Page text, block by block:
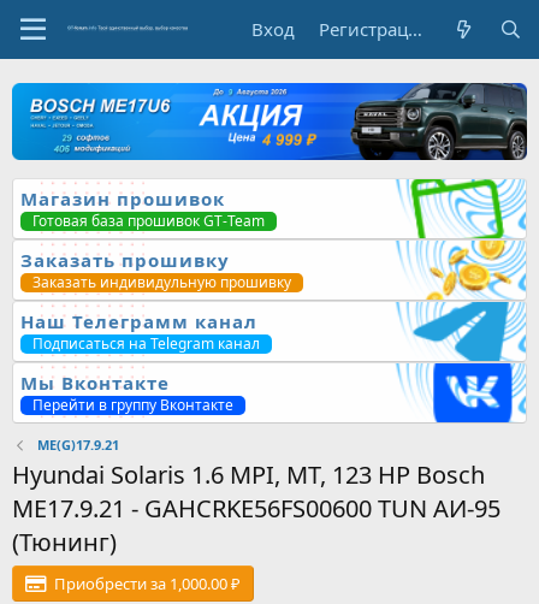
Вход Регистрация
Магазин прошивок
Готовая база прошивок GT-Team
Заказать прошивку
Заказать индивидульную прошивку
Наш Телеграмм канал
Подписаться на Telegram канал
Мы Вконтакте
Перейти в группу Вконтакте
ME(G)17.9.21
Hyundai Solaris 1.6 MPI, MT, 123 HP Bosch
ME17.9.21 - GAHCRKE56FS00600 TUN АИ-95
(Тюнинг)
Приобрести за 1,000.00 ₽